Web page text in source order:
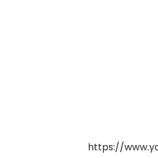
https://